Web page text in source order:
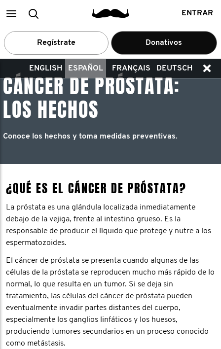
Main
menu
Buscar ENTRAR
Regístrate Donativos
ENGLISH ESPAÑOL FRANÇAIS DEUTSCH
CÁNCER DE PRÓSTATA:
LOS HECHOS
Conoce los hechos y toma medidas preventivas.
¿QUÉ ES EL CÁNCER DE PRÓSTATA?
La próstata es una glándula localizada inmediatamente
debajo de la vejiga, frente al intestino grueso. Es la
responsable de producir el líquido que protege y nutre a los
espermatozoides.
El cáncer de próstata se presenta cuando algunas de las
células de la próstata se reproducen mucho más rápido de lo
normal, lo que resulta en un tumor. Si se deja sin
tratamiento, las células del cáncer de próstata pueden
eventualmente invadir partes distantes del cuerpo,
especialmente los ganglios linfáticos y los huesos,
produciendo tumores secundarios en un proceso conocido
como metástasis.